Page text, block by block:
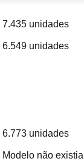
7.435 unidades
6.549 unidades
6.773 unidades
Modelo não existia